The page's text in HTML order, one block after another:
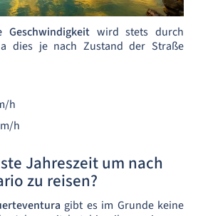
Geschwindigkeit wird stets durch
dies je nach Zustand der Straße
h
h
Jahreszeit um nach
zu reisen?
gibt es im Grunde keine